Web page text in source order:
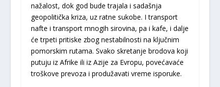
nažalost, dok god bude trajala i sadašnja
geopolitička kriza, uz ratne sukobe. I transport
nafte i transport mnogih sirovina, pa i kafe, i dalje
će trpeti pritiske zbog nestabilnosti na ključnim
pomorskim rutama. Svako skretanje brodova koji
putuju iz Afrike ili iz Azije za Evropu, povećavaće
troškove prevoza i produžavati vreme isporuke.